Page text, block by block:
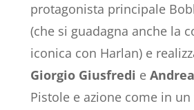
protagonista principale
(che si guadagna anche la
iconica con Harlan) e
Giorgio Giusfredi e
Pistole e azione come in